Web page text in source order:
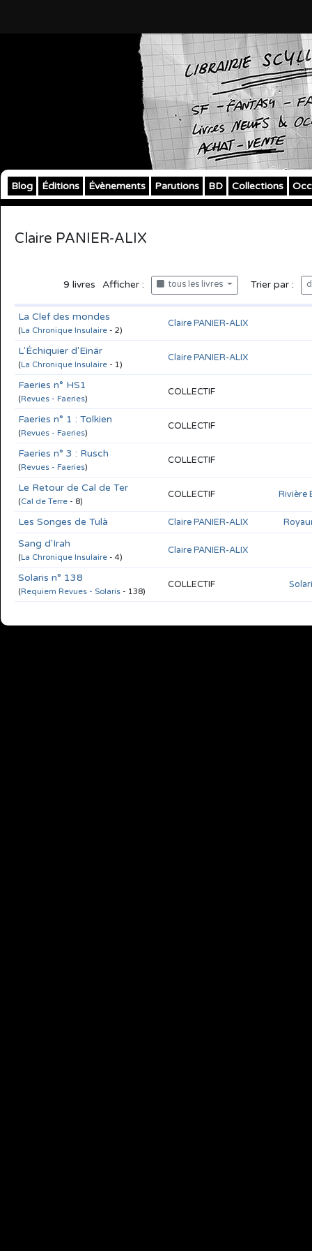
Blog Éditions Évènements Parutions BD Collections
Claire PANIER-ALIX
9 livres Afficher : tous les livres Trier par :
La Clef des mondes
(La Chronique Insulaire - 2)
Claire PANIER-ALIX
L'Échiquier d'Einär
(La Chronique Insulaire - 1)
Claire PANIER-ALIX
Faeries n° HS1
(Revues - Faeries)
COLLECTIF
Faeries n° 1 : Tolkien
(Revues - Faeries)
COLLECTIF
Faeries n° 3 : Rusch
(Revues - Faeries)
COLLECTIF
Le Retour de Cal de Ter
(Cal de Terre - 8)
COLLECTIF Rivière
Les Songes de Tulà Claire PANIER-ALIX
Sang d'Irah
(La Chronique Insulaire - 4)
Claire PANIER-ALIX
Solaris n° 138
(Requiem Revues - Solaris - 138)
COLLECTIF